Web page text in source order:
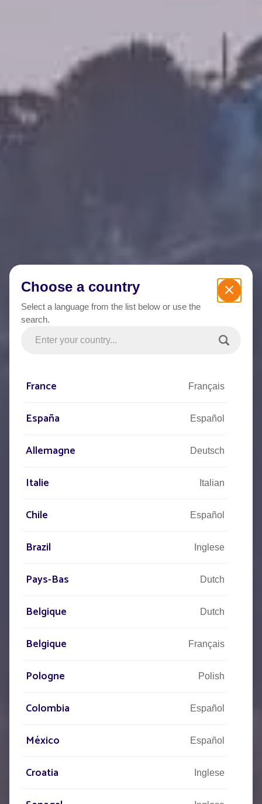
Choose a country
Select a language from the list below or use the
search.
France Français
España Español
Allemagne Deutsch
Italie Italian
Chile Español
Brazil Inglese
Pays-Bas Dutch
Belgique Dutch
Belgique Français
Pologne Polish
Colombia Español
México Español
Croatia Inglese